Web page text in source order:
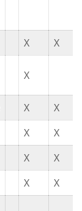
X X
X
X
X
X
X
X
X
X X